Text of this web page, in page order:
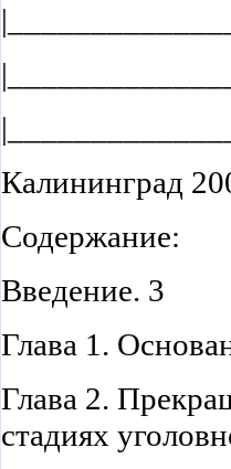
Калининград
Содержание:
Введение. 3
Глава 1.
Глава 2.
стадиях